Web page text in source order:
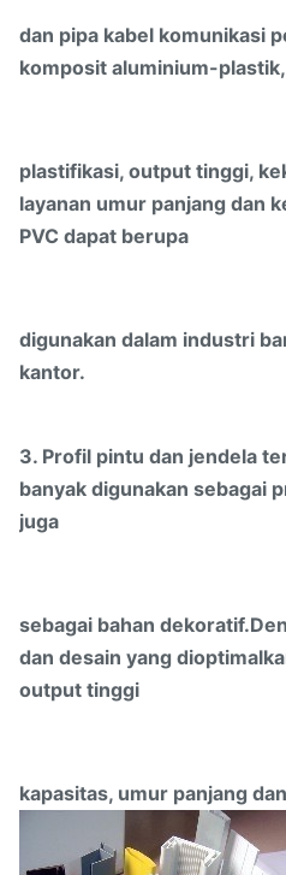
dan pipa kabel komunikasi
komposit aluminium-
plastifikasi, output tinggi,
layanan umur panjang dan
PVC dapat berupa
digunakan dalam industri
kantor.
3. Profil pintu dan jendela
banyak digunakan sebagai
juga
sebagai bahan
dan desain yang
output tinggi
kapasitas, umur panjang